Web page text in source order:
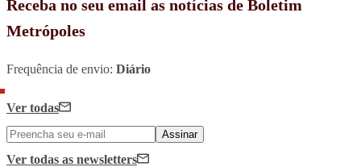
Receba no seu email as notícias de Boletim
Metrópoles
Frequência de envio: Diário
Ver todas
Assinar
Ver todas as newsletters